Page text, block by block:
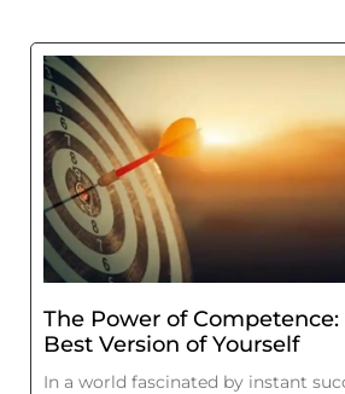
The Power of
Best Version of Yourself
In a world fascinated by instant